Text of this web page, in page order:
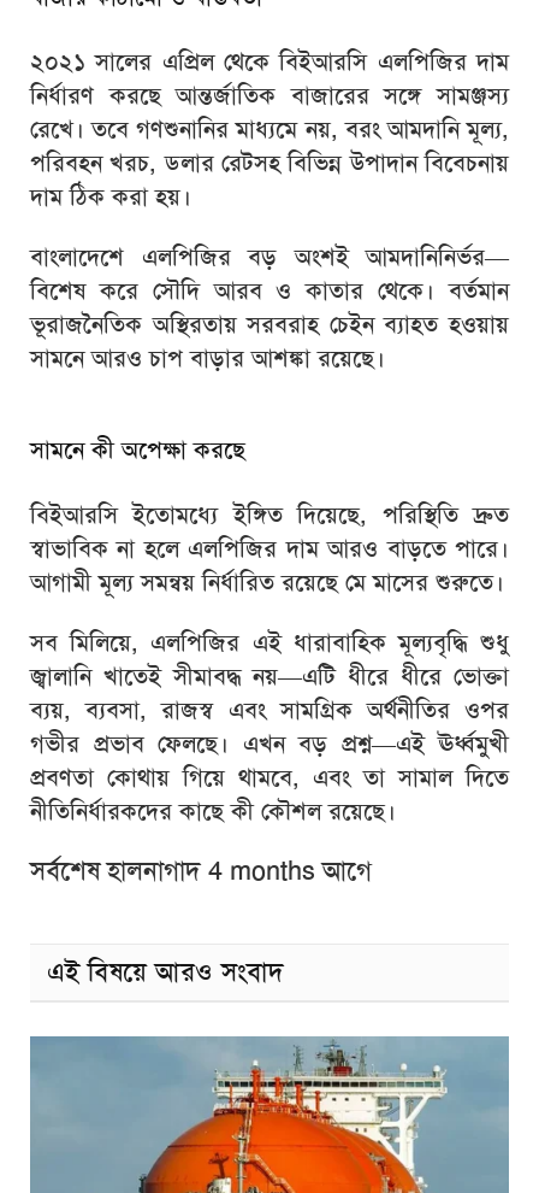
২০২১ সালের এপ্রিল থেকে বিইআরসি এলপিজির দাম
নির্ধারণ করছে আন্তর্জাতিক বাজারের সঙ্গে সামঞ্জস্য
রেখে। তবে গণশুনানির মাধ্যমে নয়, বরং আমদানি মূল্য,
পরিবহন খরচ, ডলার রেটসহ বিভিন্ন উপাদান বিবেচনায়
দাম ঠিক করা হয়।
বাংলাদেশে এলপিজির বড় অংশই আমদানিনির্ভর—
বিশেষ করে সৌদি আরব ও কাতার থেকে। বর্তমান
ভূরাজনৈতিক অস্থিরতায় সরবরাহ চেইন ব্যাহত হওয়ায়
সামনে আরও চাপ বাড়ার আশঙ্কা রয়েছে।
সামনে কী অপেক্ষা করছে
বিইআরসি ইতোমধ্যে ইঙ্গিত দিয়েছে, পরিস্থিতি দ্রুত
স্বাভাবিক না হলে এলপিজির দাম আরও বাড়তে পারে।
আগামী মূল্য সমন্বয় নির্ধারিত রয়েছে মে মাসের শুরুতে।
সব মিলিয়ে, এলপিজির এই ধারাবাহিক মূল্যবৃদ্ধি শুধু
জ্বালানি খাতেই সীমাবদ্ধ নয়—এটি ধীরে ধীরে ভোক্তা
ব্যয়, ব্যবসা, রাজস্ব এবং সামগ্রিক অর্থনীতির ওপর
গভীর প্রভাব ফেলছে। এখন বড় প্রশ্ন—এই ঊর্ধ্বমুখী
প্রবণতা কোথায় গিয়ে থামবে, এবং তা সামাল দিতে
নীতিনির্ধারকদের কাছে কী কৌশল রয়েছে।
সর্বশেষ হালনাগাদ 4 months আগে
এই বিষয়ে আরও সংবাদ